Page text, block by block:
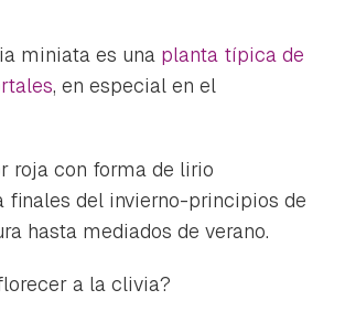
miniata es una planta típica de
, en especial en el
roja con forma de lirio
finales del invierno-principios de
hasta mediados de verano.
a la clivia?